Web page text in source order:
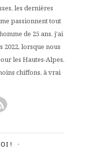
les dernières
passionnent tout
de 25 ans, j'ai
2022, lorsque nous
les Hautes-Alpes.
chiffons, à vrai
!